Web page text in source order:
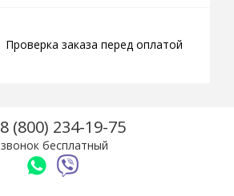
Проверка заказа перед оплатой
8 (800) 234-19-75
звонок бесплатный